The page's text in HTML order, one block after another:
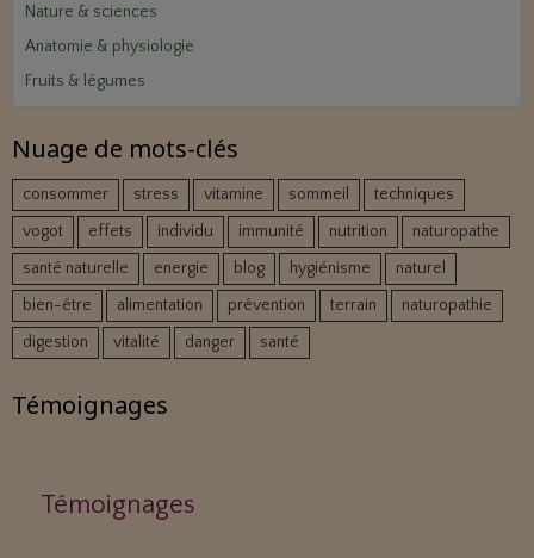
Nature & sciences
Anatomie & physiologie
Fruits & légumes
Nuage de mots-clés
consommer stress vitamine sommeil
techniques
vogot
effets individu immunité nutrition
naturopathe
santé naturelle
energie blog hygiénisme
naturel
bien-être
alimentation prévention terrain
naturopathie
digestion
vitalité danger santé
Témoignages
Témoignages